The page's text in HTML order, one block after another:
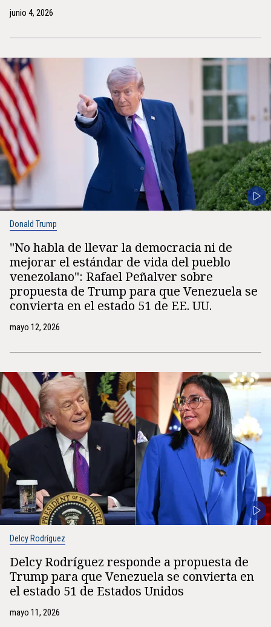
junio 4, 2026
Donald Trump
"No habla de llevar la democracia ni de
mejorar el estándar de vida del pueblo
venezolano": Rafael Peñalver sobre
propuesta de Trump para que Venezuela se
convierta en el estado 51 de EE. UU.
mayo 12, 2026
Delcy Rodríguez
Delcy Rodríguez responde a propuesta de
Trump para que Venezuela se convierta en
el estado 51 de Estados Unidos
mayo 11, 2026